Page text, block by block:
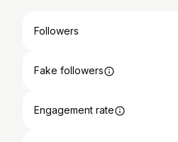
Followers
Fake followers
Engagement rate